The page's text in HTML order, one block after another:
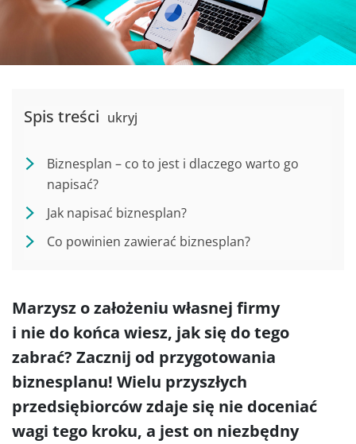
Spis treści ukryj
Biznesplan – co to jest i dlaczego warto go
napisać?
Jak napisać biznesplan?
Co powinien zawierać biznesplan?
Marzysz o założeniu własnej firmy
i nie do końca wiesz, jak się do tego
zabrać? Zacznij od przygotowania
biznesplanu! Wielu przyszłych
przedsiębiorców zdaje się nie doceniać
wagi tego kroku, a jest on niezbędny